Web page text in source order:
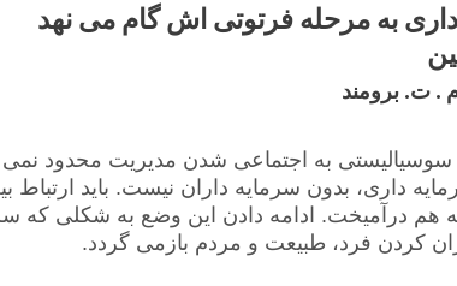
به مرحله فرتوتی اش گام می نهد
. ت. برومند
سوسیالیستی به اجتماعی شدن مدیریت محدود
داری، بدون سرمایه داران نیست. باید ارتباط
هم درآمیخت. ادامه دادن این وضع به شکلی که
کردن فرد، طبیعت و مردم بازمی گردد.